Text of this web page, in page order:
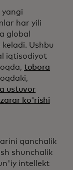
yangi
har yili
global
Ushbu
iqtisodiyot
tobora
ustuvor
ko'rishi
qanchalik
shunchalik
intellekt